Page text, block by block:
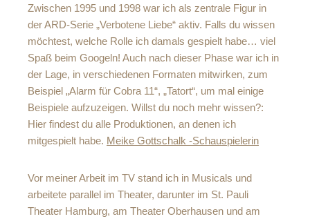
Zwischen 1995 und 1998 war ich als zentrale Figur in
der ARD-Serie „Verbotene Liebe“ aktiv. Falls du wissen
möchtest, welche Rolle ich damals gespielt habe… viel
Spaß beim Googeln! Auch nach dieser Phase war ich in
der Lage, in verschiedenen Formaten mitwirken, zum
Beispiel „Alarm für Cobra 11“, „Tatort“, um mal einige
Beispiele aufzuzeigen. Willst du noch mehr wissen?:
Hier findest du alle Produktionen, an denen ich
mitgespielt habe. Meike Gottschalk -Schauspielerin
Vor meiner Arbeit im TV stand ich in Musicals und
arbeitete parallel im Theater, darunter im St. Pauli
Theater Hamburg, am Theater Oberhausen und am